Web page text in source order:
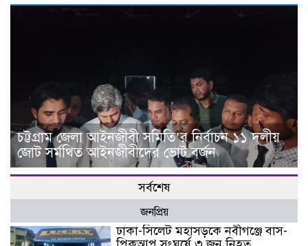
চট্টগ্রাম জেলা আইনজীবী সমিতি’র নির্বাচন ১১ দলীয়
জোট সর্মথিত আইনজীবীদের ভোট বর্জন
সর্বশেষ
জনপ্রিয়
ঢাকা-সিলেট মহাসড়কে নবীগঞ্জে বাস-